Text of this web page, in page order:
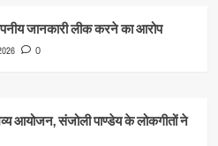
जानकारी लीक करने का आरोप
0
आयोजन, संजोली पाण्डेय के लोकगीतों ने